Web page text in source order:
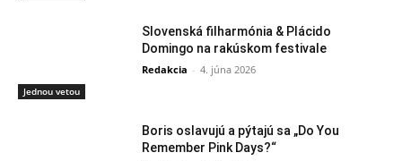
Jednou vetou
Slovenská filharmónia & Plácido
Domingo na rakúskom festivale
Redakcia - 4. júna 2026
Boris oslavujú a pýtajú sa „Do You
Remember Pink Days?“